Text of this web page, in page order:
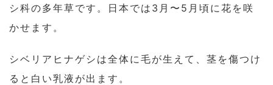
シ科の多年草です。日本では3月〜5月頃に花を咲
かせます。
シベリアヒナゲシは全体に毛が生えて、茎を傷つけ
ると白い乳液が出ます。